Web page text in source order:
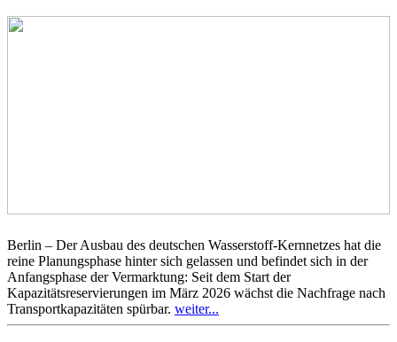
Berlin – Der Ausbau des deutschen Wasserstoff-Kernnetzes hat die
reine Planungsphase hinter sich gelassen und befindet sich in der
Anfangsphase der Vermarktung: Seit dem Start der
Kapazitätsreservierungen im März 2026 wächst die Nachfrage nach
Transportkapazitäten spürbar. weiter...